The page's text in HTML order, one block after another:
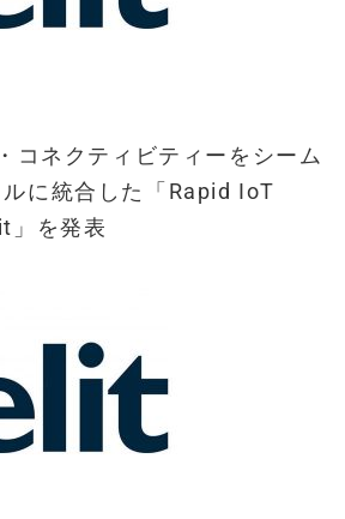
コネクティビティーをシーム
に統合した「Rapid IoT
」を発表